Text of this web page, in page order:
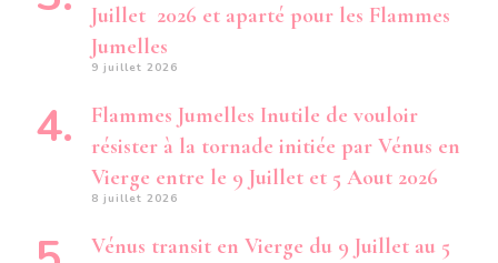
Juillet 2026 et aparté pour les Flammes
Jumelles
9 juillet 2026
Flammes Jumelles Inutile de vouloir
résister à la tornade initiée par Vénus en
Vierge entre le 9 Juillet et 5 Aout 2026
8 juillet 2026
Vénus transit en Vierge du 9 Juillet au 5